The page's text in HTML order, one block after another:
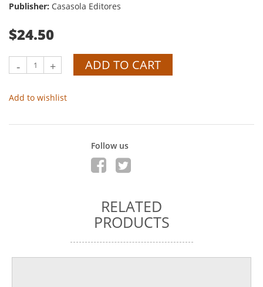
Publisher: Casasola Editores
$24.50
- + ADD TO CART
Add to wishlist
Follow us
RELATED
PRODUCTS